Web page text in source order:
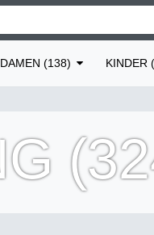
DAMEN (138) KINDER